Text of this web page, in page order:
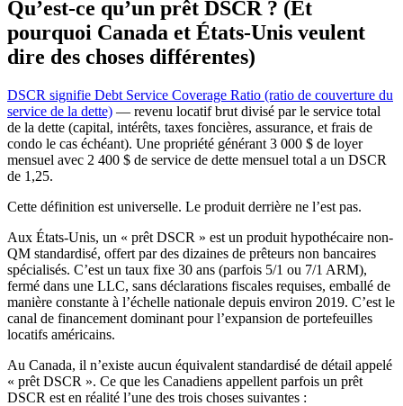
Qu’est-ce qu’un prêt DSCR ? (Et
pourquoi Canada et États-Unis veulent
dire des choses différentes)
DSCR signifie Debt Service Coverage Ratio (ratio de couverture du
service de la dette) — revenu locatif brut divisé par le service total
de la dette (capital, intérêts, taxes foncières, assurance, et frais de
condo le cas échéant). Une propriété générant 3 000 $ de loyer
mensuel avec 2 400 $ de service de dette mensuel total a un DSCR
de 1,25.
Cette définition est universelle. Le produit derrière ne l’est pas.
Aux États-Unis, un « prêt DSCR » est un produit hypothécaire non-
QM standardisé, offert par des dizaines de prêteurs non bancaires
spécialisés. C’est un taux fixe 30 ans (parfois 5/1 ou 7/1 ARM),
fermé dans une LLC, sans déclarations fiscales requises, emballé de
manière constante à l’échelle nationale depuis environ 2019. C’est le
canal de financement dominant pour l’expansion de portefeuilles
locatifs américains.
Au Canada, il n’existe aucun équivalent standardisé de détail appelé
« prêt DSCR ». Ce que les Canadiens appellent parfois un prêt
DSCR est en réalité l’une des trois choses suivantes :